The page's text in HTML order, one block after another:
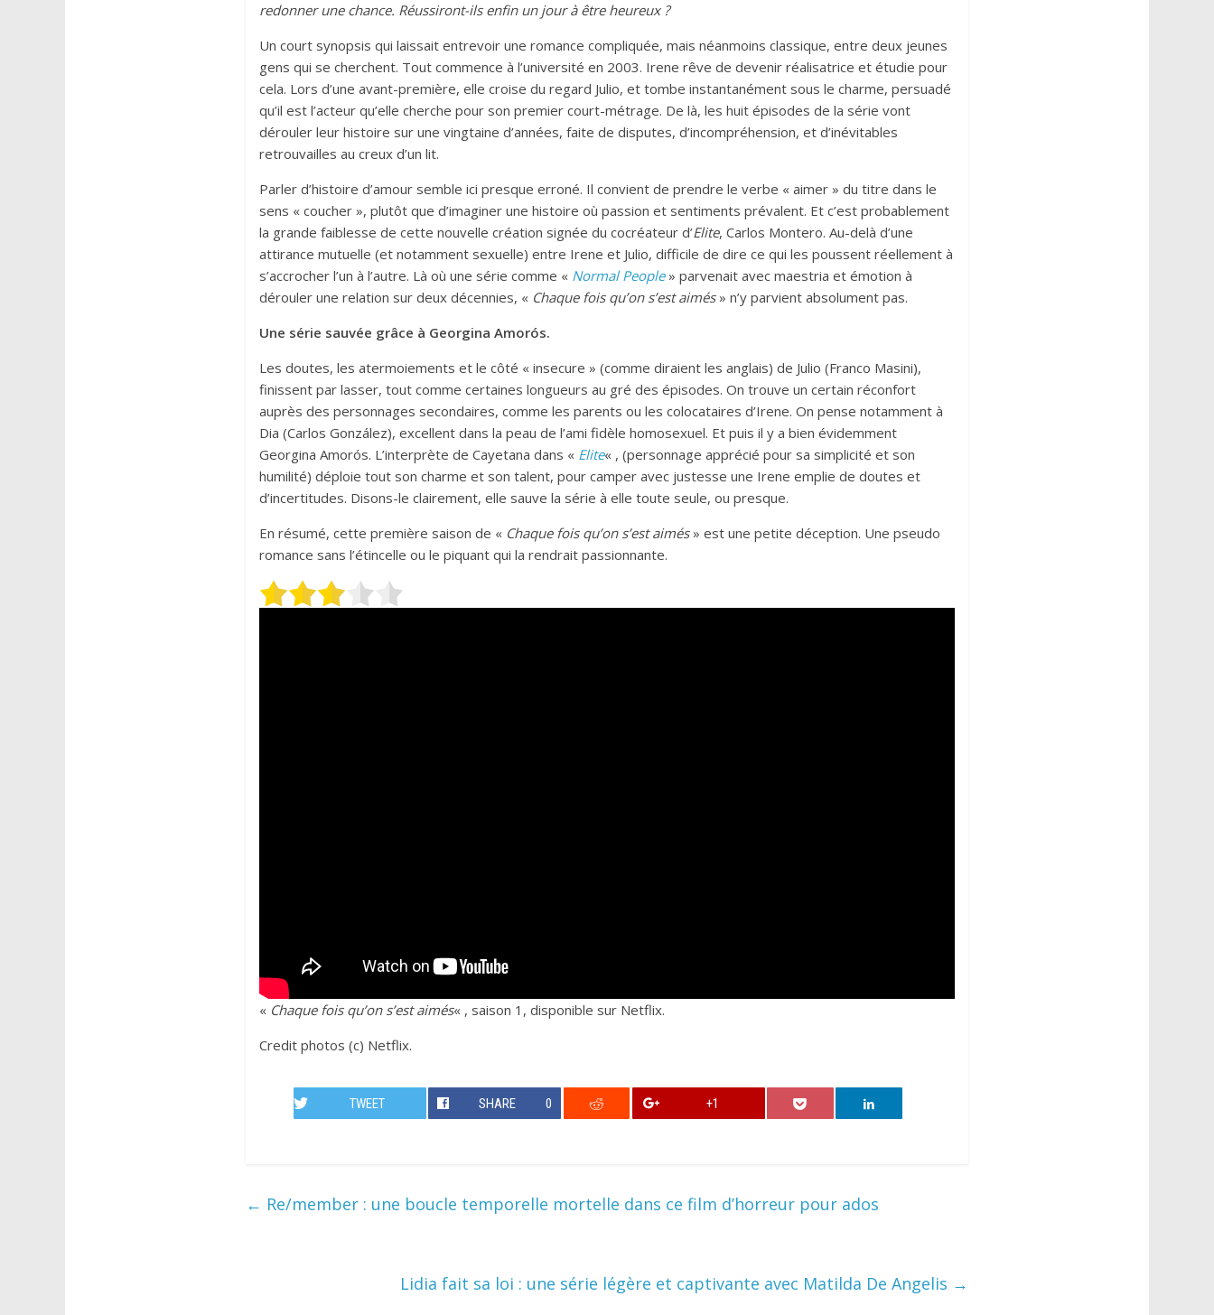
redonner une chance. Réussiront-ils enfin un jour à être heureux ?
Un court synopsis qui laissait entrevoir une romance compliquée, mais néanmoins classique, entre deux jeunes
gens qui se cherchent. Tout commence à l’université en 2003. Irene rêve de devenir réalisatrice et étudie pour
cela. Lors d’une avant-première, elle croise du regard Julio, et tombe instantanément sous le charme, persuadé
qu’il est l’acteur qu’elle cherche pour son premier court-métrage. De là, les huit épisodes de la série vont
dérouler leur histoire sur une vingtaine d’années, faite de disputes, d’incompréhension, et d’inévitables
retrouvailles au creux d’un lit.
Parler d’histoire d’amour semble ici presque erroné. Il convient de prendre le verbe « aimer » du titre dans le
sens « coucher », plutôt que d’imaginer une histoire où passion et sentiments prévalent. Et c’est probablement
la grande faiblesse de cette nouvelle création signée du cocréateur d’Elite, Carlos Montero. Au-delà d’une
attirance mutuelle (et notamment sexuelle) entre Irene et Julio, difficile de dire ce qui les poussent réellement à
s’accrocher l’un à l’autre. Là où une série comme « Normal People» parvenait avec maestria et émotion à
dérouler une relation sur deux décennies, « Chaque fois qu’on s’est aimés» n’y parvient absolument pas.
Une série sauvée grâce à Georgina Amorós.
Les doutes, les atermoiements et le côté « insecure » (comme diraient les anglais) de Julio (Franco Masini),
finissent par lasser, tout comme certaines longueurs au gré des épisodes. On trouve un certain réconfort
auprès des personnages secondaires, comme les parents ou les colocataires d’Irene. On pense notamment à
Dia (Carlos González), excellent dans la peau de l’ami fidèle homosexuel. Et puis il y a bien évidemment
Georgina Amorós. L’interprète de Cayetana dans « Elite« , (personnage apprécié pour sa simplicité et son
humilité) déploie tout son charme et son talent, pour camper avec justesse une Irene emplie de doutes et
d’incertitudes. Disons-le clairement, elle sauve la série à elle toute seule, ou presque.
En résumé, cette première saison de « Chaque fois qu’on s’est aimés» est une petite déception. Une pseudo
romance sans l’étincelle ou le piquant qui la rendrait passionnante.
« Chaque fois qu’on s’est aimés« , saison 1, disponible sur Netflix.
Credit photos (c) Netflix.
TWEET SHARE 0 +1
← Re/member : une boucle temporelle mortelle dans ce film d’horreur pour ados
Lidia fait sa loi : une série légère et captivante avec Matilda De Angelis →